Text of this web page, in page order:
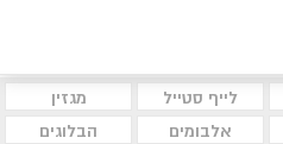
לייף סטייל
מגזין
אלבומים
הבלוגים